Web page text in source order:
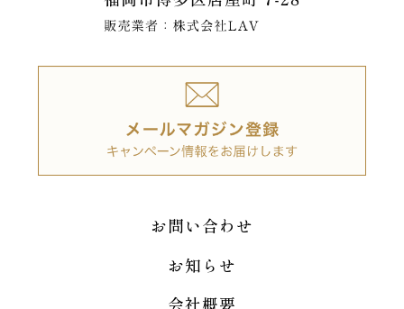
お問い合わせ
お知らせ
会社概要